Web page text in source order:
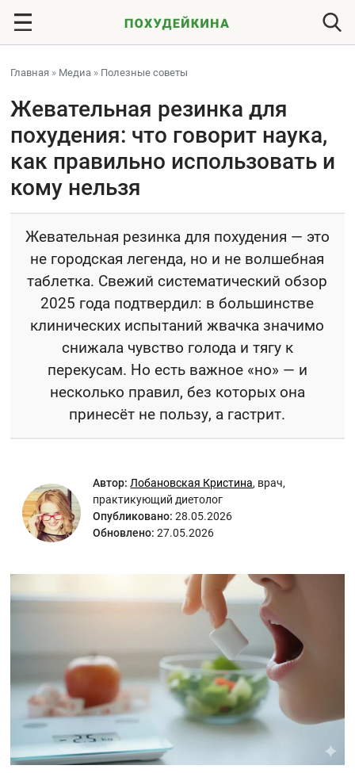
Главная » Медиа » Полезные советы
Жевательная резинка для
похудения: что говорит наука,
как правильно использовать и
кому нельзя
Жевательная резинка для похудения — это
не городская легенда, но и не волшебная
таблетка. Свежий систематический обзор
2025 года подтвердил: в большинстве
клинических испытаний жвачка значимо
снижала чувство голода и тягу к
перекусам. Но есть важное «но» — и
несколько правил, без которых она
принесёт не пользу, а гастрит.
Автор: Лобановская Кристина, врач,
практикующий диетолог
Опубликовано: 28.05.2026
Обновлено: 27.05.2026